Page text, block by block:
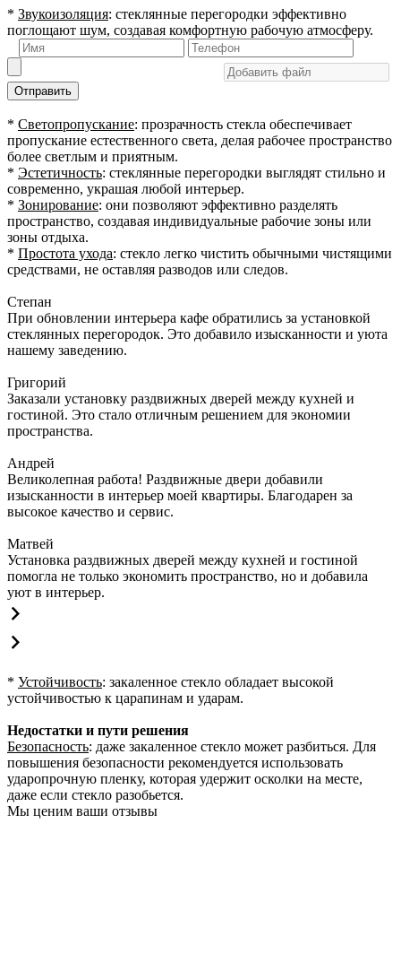
* Звукоизоляция: стеклянные перегородки эффективно
поглощают шум, создавая комфортную рабочую атмосферу.
Отправить
* Светопропускание: прозрачность стекла обеспечивает
пропускание естественного света, делая рабочее пространство
более светлым и приятным.
* Эстетичность: стеклянные перегородки выглядят стильно и
современно, украшая любой интерьер.
* Зонирование: они позволяют эффективно разделять
пространство, создавая индивидуальные рабочие зоны или
зоны отдыха.
* Простота ухода: стекло легко чистить обычными чистящими
средствами, не оставляя разводов или следов.
Степан
При обновлении интерьера кафе обратились за установкой
стеклянных перегородок. Это добавило изысканности и уюта
нашему заведению.
Григорий
Заказали установку раздвижных дверей между кухней и
гостиной. Это стало отличным решением для экономии
пространства.
Андрей
Великолепная работа! Раздвижные двери добавили
изысканности в интерьер моей квартиры. Благодарен за
высокое качество и сервис.
Матвей
Установка раздвижных дверей между кухней и гостиной
помогла не только экономить пространство, но и добавила
уют в интерьер.
* Устойчивость: закаленное стекло обладает высокой
устойчивостью к царапинам и ударам.
Недостатки и пути решения
Безопасность: даже закаленное стекло может разбиться. Для
повышения безопасности рекомендуется использовать
ударопрочную пленку, которая удержит осколки на месте,
даже если стекло разобьется.
Мы ценим ваши отзывы